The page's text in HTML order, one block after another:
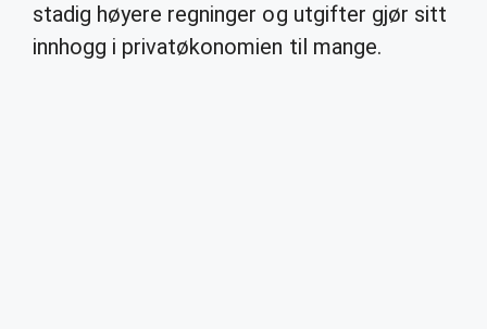
stadig høyere regninger og utgifter gjør sitt
innhogg i privatøkonomien til mange.